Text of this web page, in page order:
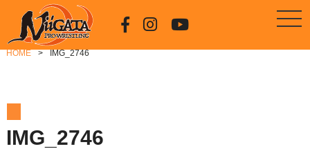
HOME IMG_2746
IMG_2746